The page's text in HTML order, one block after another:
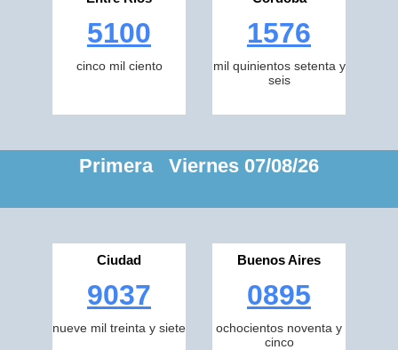
5100
cinco mil ciento
1576
mil quinientos setenta y
seis
Primera Viernes 07/08/26
Ciudad
9037
nueve mil treinta y siete
Buenos Aires
0895
ochocientos noventa y
cinco